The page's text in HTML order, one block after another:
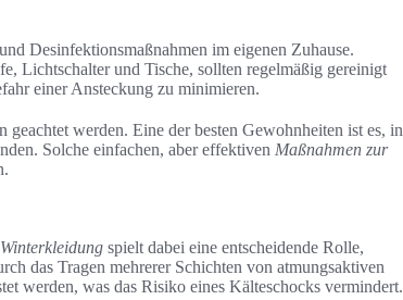
Desinfektionsmaßnahmen im eigenen Zuhause.
Lichtschalter und Tische, sollten regelmäßig gereinigt
einer Ansteckung zu minimieren.
werden. Eine der besten Gewohnheiten ist es, in
Solche einfachen, aber effektiven Maßnahmen zur
Winterkleidung spielt dabei eine entscheidende Rolle,
das Tragen mehrerer Schichten von atmungsaktiven
werden, was das Risiko eines Kälteschocks vermindert.